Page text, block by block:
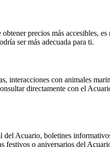
precios más accesibles,
ser más adecuada para ti.
interacciones con animales
directamente con el
Acuario, boletines
festivos o aniversarios del